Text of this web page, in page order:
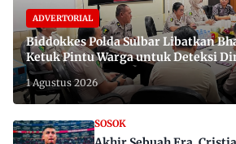
ADVERTORIAL
Biddokkes Polda Sulbar Libatkan
Ketuk Pintu Warga untuk Deteksi
1 Agustus 2026
SOSOK